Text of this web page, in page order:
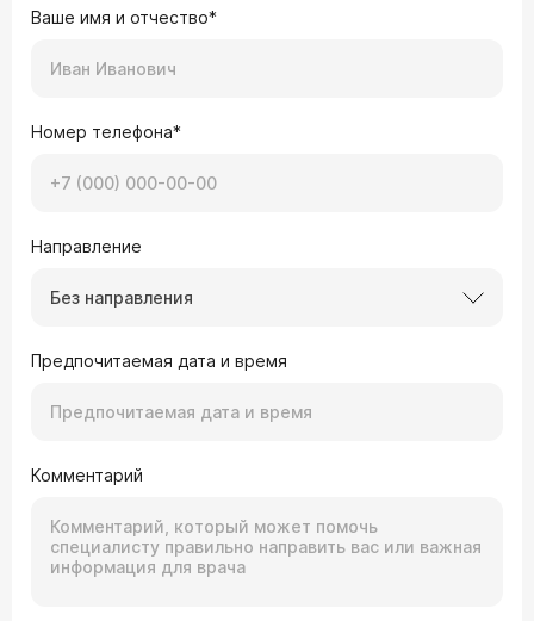
Ваше имя и отчество*
Номер телефона*
Направление
Без направления
Предпочитаемая дата и время
Комментарий